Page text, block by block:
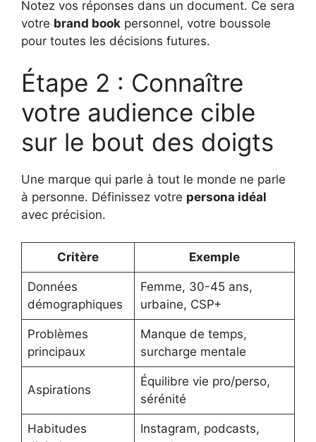
Notez vos réponses dans un document. Ce sera
votre brand book personnel, votre boussole
pour toutes les décisions futures.
Étape 2 : Connaître
votre audience cible
sur le bout des doigts
Une marque qui parle à tout le monde ne parle
à personne. Définissez votre persona idéal
avec précision.
Critère Exemple
Données
démographiques
Femme, 30-45 ans,
urbaine, CSP+
Problèmes
principaux
Manque de temps,
surcharge mentale
Aspirations
Équilibre vie pro/perso,
sérénité
Habitudes
Instagram, podcasts,